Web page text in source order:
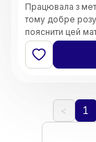
Працювала з
тому добре
пояснити цей
Системність та
ступеню з
прогресом учня
виснажливим.
Комфортна
не боїться
< 1